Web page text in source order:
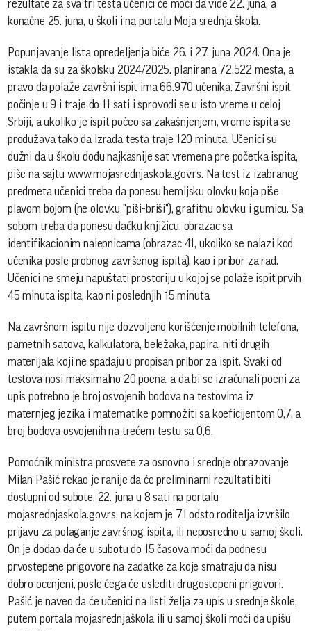
rezultate za sva tri testa učenici će moći da vide 22. juna, a
konačne 25. juna, u školi i na portalu Moja srednja škola.
Popunjavanje lista opredeljenja biće 26. i 27. juna 2024. Ona je
istakla da su za školsku 2024/2025. planirana 72.522 mesta, a
pravo da polaže završni ispit ima 66.970 učenika. Završni ispit
počinje u 9 i traje do 11 sati i sprovodi se u isto vreme u celoj
Srbiji, a ukoliko je ispit počeo sa zakašnjenjem, vreme ispita se
produžava tako da izrada testa traje 120 minuta. Učenici su
dužni da u školu dođu najkasnije sat vremena pre početka ispita,
piše na sajtu www.mojasrednjaskola.gov.rs. Na test iz izabranog
predmeta učenici treba da ponesu hemijsku olovku koja piše
plavom bojom (ne olovku "piši-briši"), grafitnu olovku i gumicu. Sa
sobom treba da ponesu đačku knjižicu, obrazac sa
identifikacionim nalepnicama (obrazac 41, ukoliko se nalazi kod
učenika posle probnog završenog ispita), kao i pribor za rad.
Učenici ne smeju napuštati prostoriju u kojoj se polaže ispit prvih
45 minuta ispita, kao ni poslednjih 15 minuta.
Na završnom ispitu nije dozvoljeno korišćenje mobilnih telefona,
pametnih satova, kalkulatora, beležaka, papira, niti drugih
materijala koji ne spadaju u propisan pribor za ispit. Svaki od
testova nosi maksimalno 20 poena, a da bi se izračunali poeni za
upis potrebno je broj osvojenih bodova na testovima iz
maternjeg jezika i matematike pomnožiti sa koeficijentom 0,7, a
broj bodova osvojenih na trećem testu sa 0,6.
Pomoćnik ministra prosvete za osnovno i srednje obrazovanje
Milan Pašić rekao je ranije da će preliminarni rezultati biti
dostupni od subote, 22. juna u 8 sati na portalu
mojasrednjaskola.gov.rs, na kojem je 71 odsto roditelja izvršilo
prijavu za polaganje završnog ispita, ili neposredno u samoj školi.
On je dodao da će u subotu do 15 časova moći da podnesu
prvostepene prigovore na zadatke za koje smatraju da nisu
dobro ocenjeni, posle čega će uslediti drugostepeni prigovori.
Pašić je naveo da će učenici na listi želja za upis u srednje škole,
putem portala mojasrednjaškola ili u samoj školi moći da upišu